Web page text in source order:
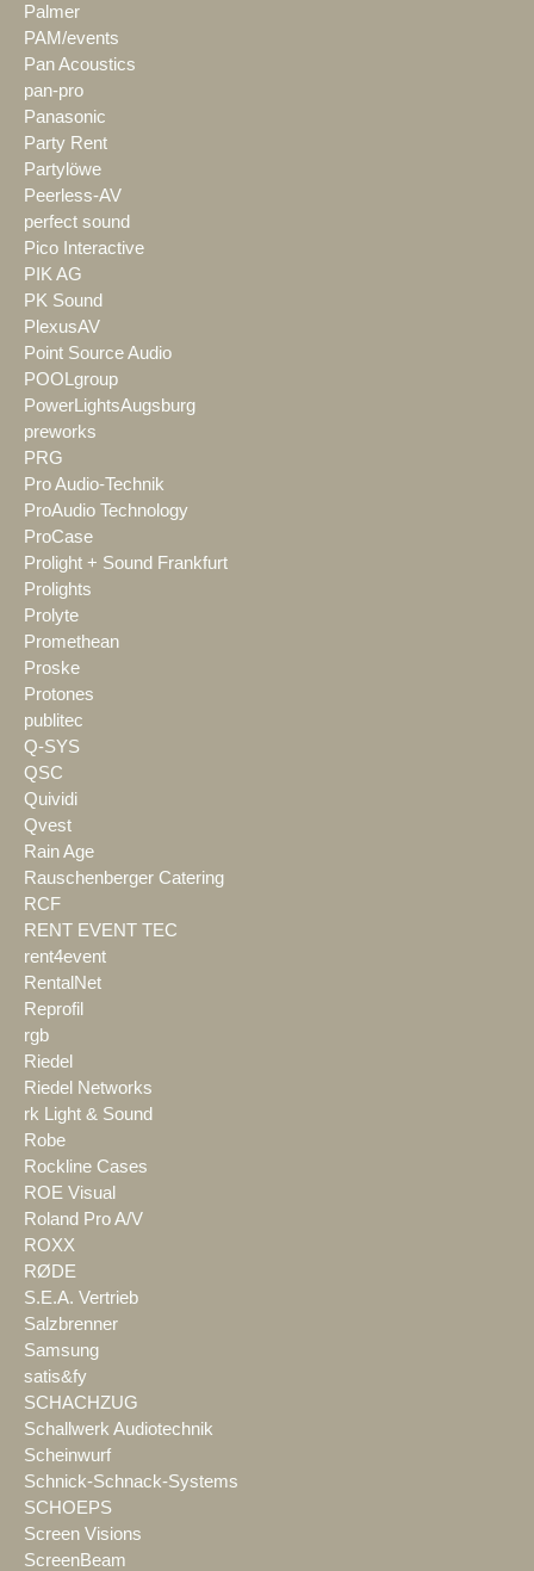
Palmer
PAM/events
Pan Acoustics
pan-pro
Panasonic
Party Rent
Partylöwe
Peerless-AV
perfect sound
Pico Interactive
PIK AG
PK Sound
PlexusAV
Point Source Audio
POOLgroup
PowerLightsAugsburg
preworks
PRG
Pro Audio-Technik
ProAudio Technology
ProCase
Prolight + Sound Frankfurt
Prolights
Prolyte
Promethean
Proske
Protones
publitec
Q-SYS
QSC
Quividi
Qvest
Rain Age
Rauschenberger Catering
RCF
RENT EVENT TEC
rent4event
RentalNet
Reprofil
rgb
Riedel
Riedel Networks
rk Light & Sound
Robe
Rockline Cases
ROE Visual
Roland Pro A/V
ROXX
RØDE
S.E.A. Vertrieb
Salzbrenner
Samsung
satis&fy
SCHACHZUG
Schallwerk Audiotechnik
Scheinwurf
Schnick-Schnack-Systems
SCHOEPS
Screen Visions
ScreenBeam